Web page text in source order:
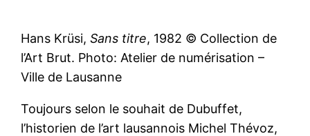
Hans Krüsi,Sans titre, 1982 © Collection de
l’Art Brut. Photo: Atelier de numérisation –
Ville de Lausanne
Toujours selon le souhait de Dubuffet,
l’historien de l’art lausannois Michel Thévoz,